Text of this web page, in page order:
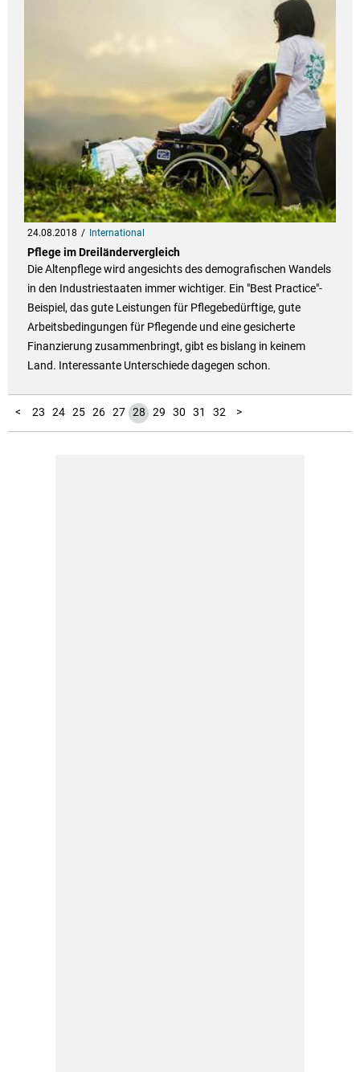
24.08.2018 International
Pflege im Dreiländervergleich
Die Altenpflege wird angesichts des demografischen Wandels
in den Industriestaaten immer wichtiger. Ein "Best Practice"-
Beispiel, das gute Leistungen für Pflegebedürftige, gute
Arbeitsbedingungen für Pflegende und eine gesicherte
Finanzierung zusammenbringt, gibt es bislang in keinem
Land. Interessante Unterschiede dagegen schon.
<
1
2
3
4
5
6
7
8
9
10
11
12
13
14
15
16
17
18
19
20
21
22 23 24 25 26 27 28 29 30 31 32
33
34
35 >